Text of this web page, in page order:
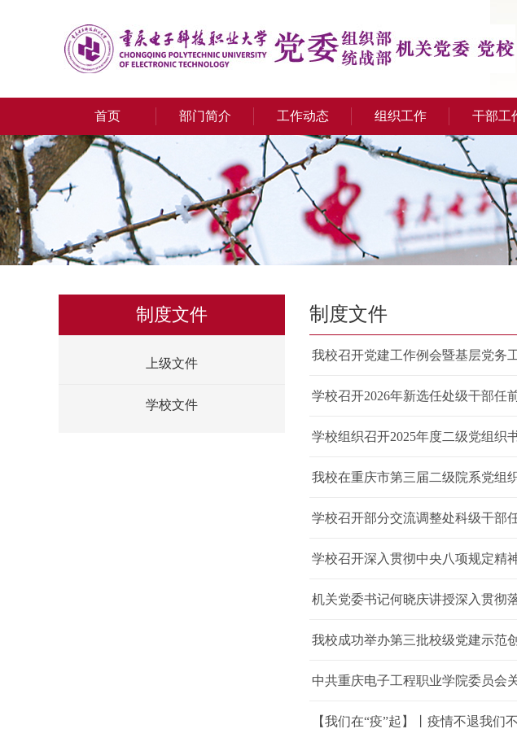
首页 部门简介 工作动态 组织工作 干部工
制度文件
上级文件
学校文件
制度文件
我校召开党建工作例会暨基层党务
学校召开2026年新选任处级干部任
学校组织召开2025年度二级党组织
我校在重庆市第三届二级院系党组
学校召开部分交流调整处科级干部
学校召开深入贯彻中央八项规定精
机关党委书记何晓庆讲授深入贯彻
我校成功举办第三批校级党建示范
中共重庆电子工程职业学院委员会
【我们在“疫”起】丨疫情不退我